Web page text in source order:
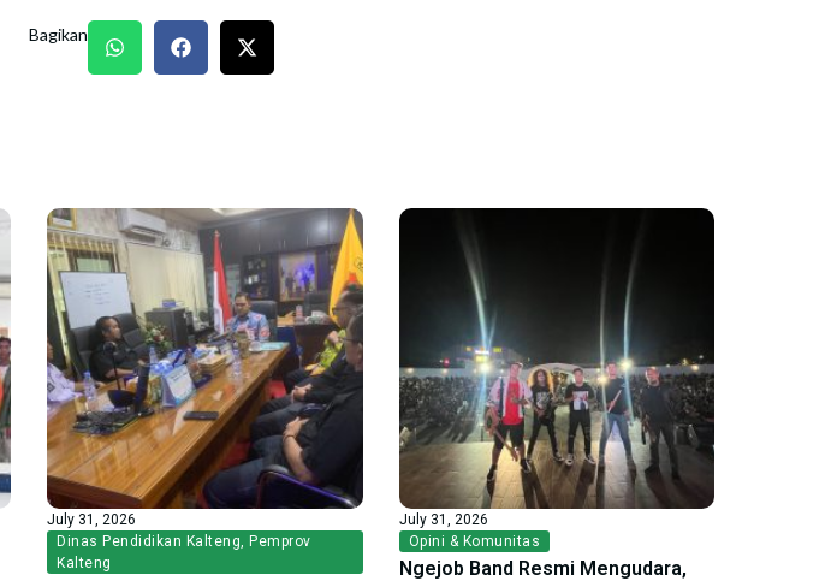
Bagikan
July 31, 2026
Dinas Pendidikan Kalteng Pemprov
Kalteng
July 31, 2026
Opini & Komunitas
Ngejob Band Resmi Mengudara,